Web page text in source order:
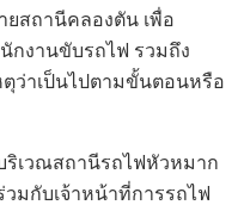
สถานีคลองตัน เพื่อ
กงานขับรถไฟ รวมถึง
ว่าเป็นไปตามขั้นตอนหรือ
ริเวณสถานีรถไฟหัวหมาก
มกับเจ้าหน้าที่การรถไฟ